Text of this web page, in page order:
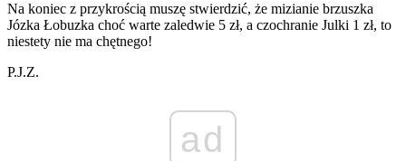
Na koniec z przykrością muszę stwierdzić, że mizianie brzuszka
Józka Łobuzka choć warte zaledwie 5 zł, a czochranie Julki 1 zł, to
niestety nie ma chętnego!
P.J.Z.
ad